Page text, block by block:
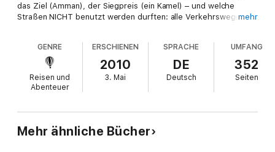
das Ziel (Amman), der Siegpreis (ein Kamel) – und welche
Straßen NICHT benutzt werden durften: alle Verkehrswege, die
Wissen und skurriler Reiseimpressionen aus Okzident und
mehr
GENRE
Reisen und
Abenteuer
ERSCHIENEN
2010
3. Mai
SPRACHE
DE
Deutsch
UMFANG
352
Seiten
Mehr ähnliche Bücher